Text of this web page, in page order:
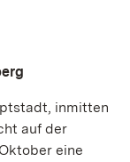
inmitten
auf der
eine